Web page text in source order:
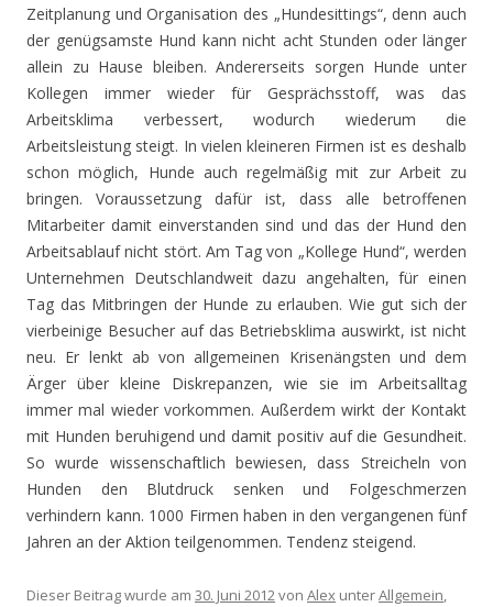
Zeitplanung und Organisation des „Hundesittings“, denn auch
der genügsamste Hund kann nicht acht Stunden oder länger
allein zu Hause bleiben. Andererseits sorgen Hunde unter
Kollegen immer wieder für Gesprächsstoff, was das
Arbeitsklima verbessert, wodurch wiederum die
Arbeitsleistung steigt. In vielen kleineren Firmen ist es deshalb
schon möglich, Hunde auch regelmäßig mit zur Arbeit zu
bringen. Voraussetzung dafür ist, dass alle betroffenen
Mitarbeiter damit einverstanden sind und das der Hund den
Arbeitsablauf nicht stört. Am Tag von „Kollege Hund“, werden
Unternehmen Deutschlandweit dazu angehalten, für einen
Tag das Mitbringen der Hunde zu erlauben. Wie gut sich der
vierbeinige Besucher auf das Betriebsklima auswirkt, ist nicht
neu. Er lenkt ab von allgemeinen Krisenängsten und dem
Ärger über kleine Diskrepanzen, wie sie im Arbeitsalltag
immer mal wieder vorkommen. Außerdem wirkt der Kontakt
mit Hunden beruhigend und damit positiv auf die Gesundheit.
So wurde wissenschaftlich bewiesen, dass Streicheln von
Hunden den Blutdruck senken und Folgeschmerzen
verhindern kann. 1000 Firmen haben in den vergangenen fünf
Jahren an der Aktion teilgenommen. Tendenz steigend.
Dieser Beitrag wurde am 30. Juni 2012von Alex unterAllgemein,